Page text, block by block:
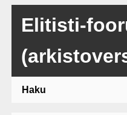
Elitisti-
Haku